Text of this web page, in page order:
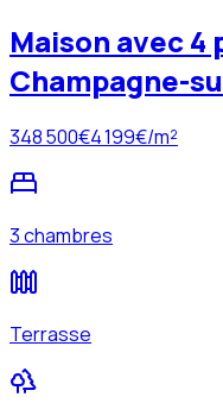
Maison avec 4
Champagne-
348 500€4 199€/m²
3 chambres
Terrasse